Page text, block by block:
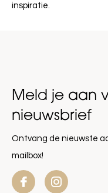
inspiratie.
Meld je aan
nieuwsbrief
Ontvang de nieuwste
mailbox!